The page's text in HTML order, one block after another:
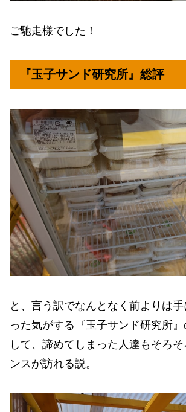
ご馳走様でした！
『玉子サンド研究所』総評
と、言う訳でなんとなく前よりは
った気がする『玉子サンド研究所
して、諦めてしまった人達もそろ
ンスが訪れる説。